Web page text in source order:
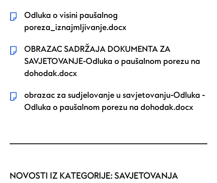
Odluka o visini paušalnog
poreza_iznajmljivanje.docx
OBRAZAC SADRŽAJA DOKUMENTA ZA
SAVJETOVANJE-Odluka o paušalnom porezu na
dohodak.docx
obrazac za sudjelovanje u savjetovanju-Odluka -
Odluka o paušalnom porezu na dohodak.docx
NOVOSTI IZ KATEGORIJE:SAVJETOVANJA